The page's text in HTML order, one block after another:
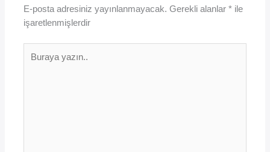
E-posta adresiniz yayınlanmayacak. Gerekli alanlar* ile
işaretlenmişlerdir
yazın..